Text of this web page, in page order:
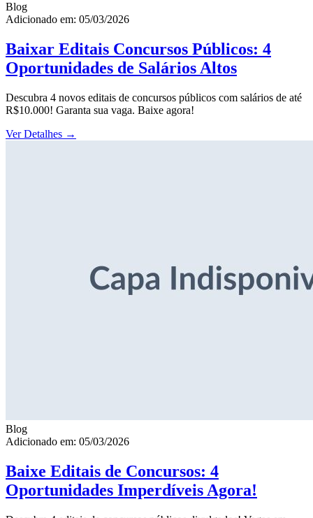
Blog
Adicionado em: 05/03/2026
Baixar Editais Concursos Públicos: 4
Oportunidades de Salários Altos
Descubra 4 novos editais de concursos públicos com salários de até
R$10.000! Garanta sua vaga. Baixe agora!
Ver Detalhes →
Blog
Adicionado em: 05/03/2026
Baixe Editais de Concursos: 4
Oportunidades Imperdíveis Agora!